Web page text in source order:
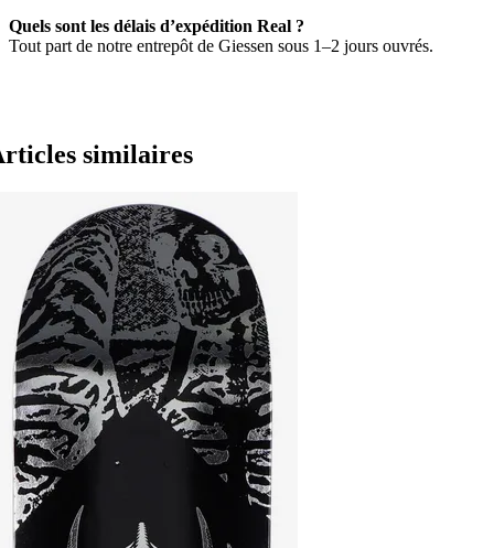
Quels sont les délais d’expédition Real ?
Tout part de notre entrepôt de Giessen sous 1–2 jours ouvrés.
similaires